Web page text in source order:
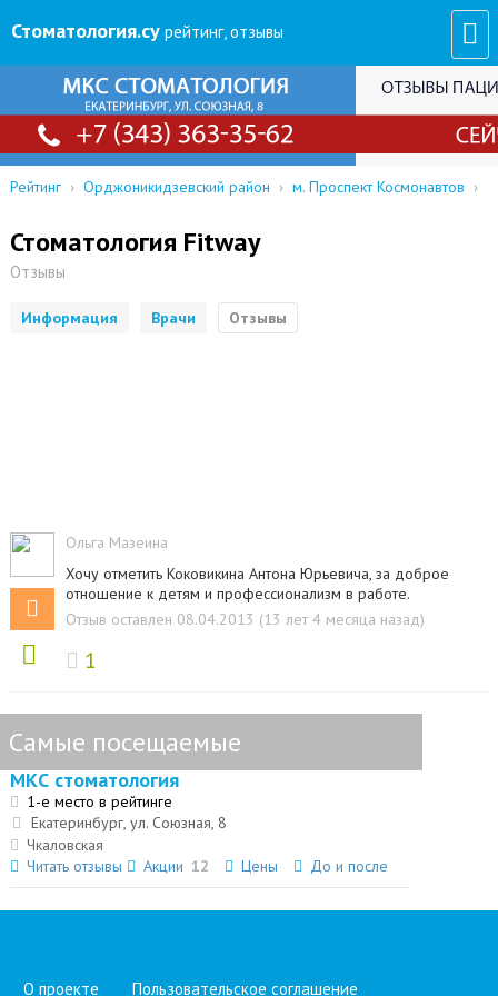
Стоматология.су рейтинг, отзывы
Рейтинг › Орджоникидзевский район › м. Проспект Космонавтов ›
Стоматология Fitway
Отзывы
Информация Врачи Отзывы
Ольга Мазеина
Хочу отметить Коковикина Антона Юрьевича, за доброе
отношение к детям и профессионализм в работе.
Отзыв оставлен 08.04.2013 (13 лет 4 месяца назад)
1
Самые посещаемые
МКС стоматология
1-е место в рейтинге
Екатеринбург, ул. Союзная, 8
Чкаловская
Читать отзывы
Акции 12 Цены До и после
О проекте Пользовательское соглашение